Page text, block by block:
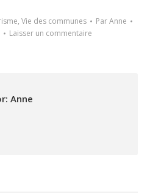
, Vie des communes ParAnne
Laisser un commentaire
Anne